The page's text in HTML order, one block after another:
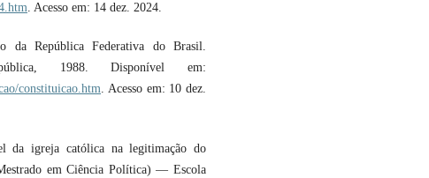
. Acesso em: 14 dez. 2024.
da República Federativa do Brasil.
1988. Disponível em:
constituicao.htm. Acesso em: 10 dez.
da igreja católica na legitimação do
em Ciência Política) — Escola